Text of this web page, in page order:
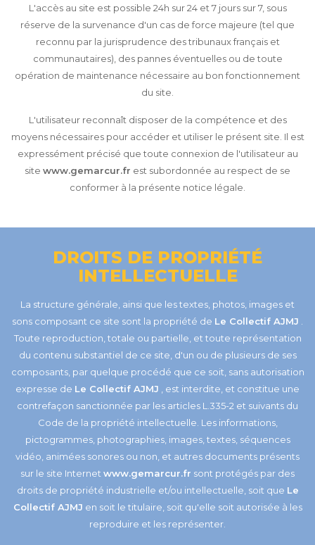
L'accès au site est possible 24h sur 24 et 7 jours sur 7, sous
réserve de la survenance d'un cas de force majeure (tel que
reconnu par la jurisprudence des tribunaux français et
communautaires), des pannes éventuelles ou de toute
opération de maintenance nécessaire au bon fonctionnement
du site.
L'utilisateur reconnaît disposer de la compétence et des
moyens nécessaires pour accéder et utiliser le présent site. Il est
expressément précisé que toute connexion de l'utilisateur au
site www.gemarcur.fr est subordonnée au respect de se
conformer à la présente notice légale.
DROITS DE PROPRIÉTÉ
INTELLECTUELLE
La structure générale, ainsi que les textes, photos, images et
sons composant ce site sont la propriété de Le Collectif AJMJ
Toute reproduction, totale ou partielle, et toute représentation
du contenu substantiel de ce site, d'un ou de plusieurs de ses
composants, par quelque procédé que ce soit, sans autorisation
expresse de Le Collectif AJMJ , est interdite, et constitue une
contrefaçon sanctionnée par les articles L.335-2 et suivants du
Code de la propriété intellectuelle. Les informations,
pictogrammes, photographies, images, textes, séquences
vidéo, animées sonores ou non, et autres documents présents
sur le site Internet www.gemarcur.fr sont protégés par des
droits de propriété industrielle et/ou intellectuelle, soit que Le
Collectif AJMJ en soit le titulaire, soit qu'elle soit autorisée à les
reproduire et les représenter.